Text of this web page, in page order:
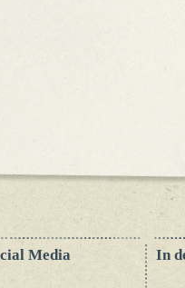
Media In